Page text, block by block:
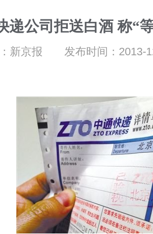
递公司拒送白酒 称“
新京报 发布时间：2013-